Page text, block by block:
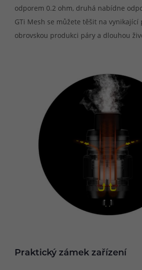
odporem 0.2 ohm, druhá nabídne
GTi Mesh se můžete těšit na
obrovskou produkci páry a dlouhou
Praktický zámek zařízení